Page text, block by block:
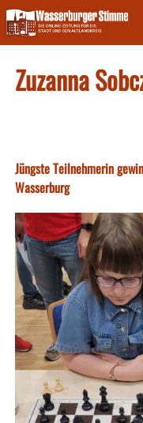
Skip
to
content
Zuzanna
Jüngste Teilnehmerin
Wasserburg